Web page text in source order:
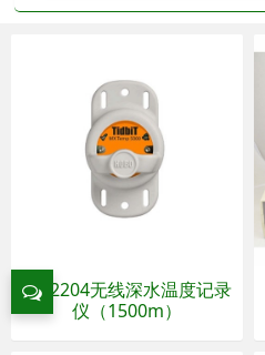
MX2204无线深水温度记录
仪（1500m）